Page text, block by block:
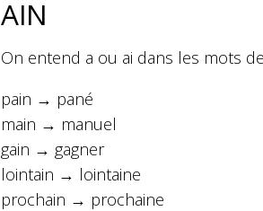
AIN
On entend a ou ai dans les mots
pain → pané
main → manuel
gain → gagner
lointain → lointaine
prochain → prochaine